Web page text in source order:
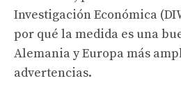
Investigación Económica
por qué la medida es una
Alemania y Europa más
advertencias.